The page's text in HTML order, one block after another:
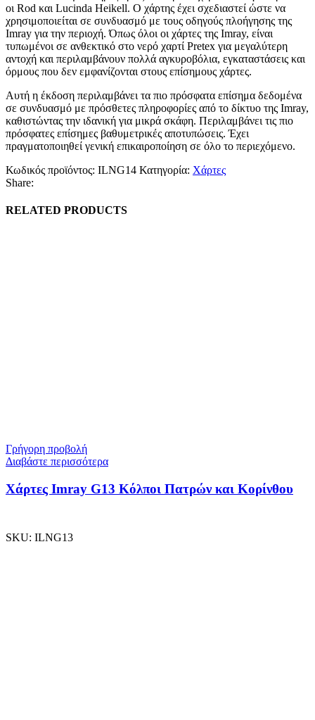
οι Rod και Lucinda Heikell. Ο χάρτης έχει σχεδιαστεί ώστε να
χρησιμοποιείται σε συνδυασμό με τους οδηγούς πλοήγησης της
Imray για την περιοχή. Όπως όλοι οι χάρτες της Imray, είναι
τυπωμένοι σε ανθεκτικό στο νερό χαρτί Pretex για μεγαλύτερη
αντοχή και περιλαμβάνουν πολλά αγκυροβόλια, εγκαταστάσεις και
όρμους που δεν εμφανίζονται στους επίσημους χάρτες.
Αυτή η έκδοση περιλαμβάνει τα πιο πρόσφατα επίσημα δεδομένα
σε συνδυασμό με πρόσθετες πληροφορίες από το δίκτυο της Imray,
καθιστώντας την ιδανική για μικρά σκάφη. Περιλαμβάνει τις πιο
πρόσφατες επίσημες βαθυμετρικές αποτυπώσεις. Έχει
πραγματοποιηθεί γενική επικαιροποίηση σε όλο το περιεχόμενο.
Κωδικός προϊόντος: ILNG14 Κατηγορία: Χάρτες
Share:
RELATED PRODUCTS
Γρήγορη προβολή
Διαβάστε περισσότερα
Χάρτες Imray G13 Κόλποι Πατρών και Κορίνθου
SKU: ILNG13